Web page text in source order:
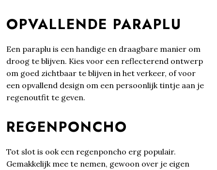
OPVALLENDE PARAPLU
Een paraplu is een handige en draagbare manier om
droog te blijven. Kies voor een reflecterend ontwerp
om goed zichtbaar te blijven in het verkeer, of voor
een opvallend design om een persoonlijk tintje aan je
regenoutfit te geven.
REGENPONCHO
Tot slot is ook een regenponcho erg populair.
Gemakkelijk mee te nemen, gewoon over je eigen